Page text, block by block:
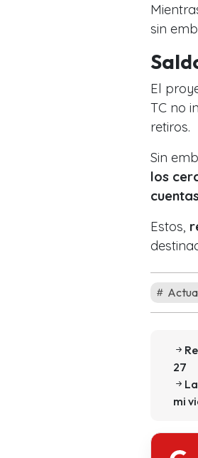
sin
El
TC no
retiros.
Sin
los
Estos,
27
mi